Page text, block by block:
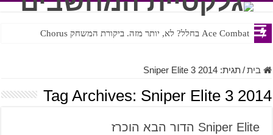
Ace Combat בחלל? לא, יותר מזה. ביקורת המשחק Chorus
בית/תגית:Sniper Elite 3 2014
Tag Archives: Sniper Elite 3 2014
Sniper Elite הדור הבא הוכרז